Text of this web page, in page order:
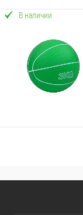
В наличии